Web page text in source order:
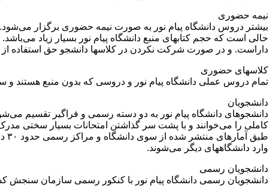
نیمه حضوری
بیشتر دروس دانشگاه پیام نور به صورت نیمه حضوری برگزار
داراست. و در صورت شرکت نکردن در کلاسها دانشجو حق استفاده از نمره میان ترم را
کلاسهای حضوری
تمام دروس عملی دانشگاه پیام نور و دروسی که بدون منبع هستند
دانشجویان
دانشجوهای دانشگاه پیام نور به دو دسته رسمی و فراگیر تقسیم
کاملی را می‌خوانند و با پشت سر گذاشتن امتحانات بسیار سختی
وارد دانشگاههای دیگر می‌شوند.
دانشجویان رسمی
دانشجویان رسمی دانشگاه پیام نور با کنکور رسمی سازمان سنجش